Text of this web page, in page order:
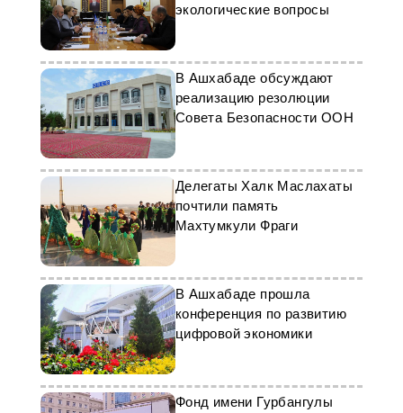
экологические вопросы
В Ашхабаде обсуждают
реализацию резолюции
Совета Безопасности ООН
Делегаты Халк Маслахаты
почтили память
Махтумкули Фраги
В Ашхабаде прошла
конференция по развитию
цифровой экономики
Фонд имени Гурбангулы